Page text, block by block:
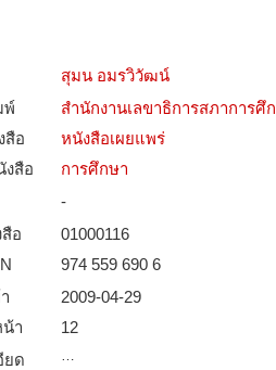
สุมน อมรวิวัฒน์
พ์
สำนักงานเลขาธิการสภาการศึ
สือ­
หนังสือเผยแพร่
สือ­
การศึกษา
-
อ­
01000116
974 559 690 6
2009-04-29
า
12
ยด
…